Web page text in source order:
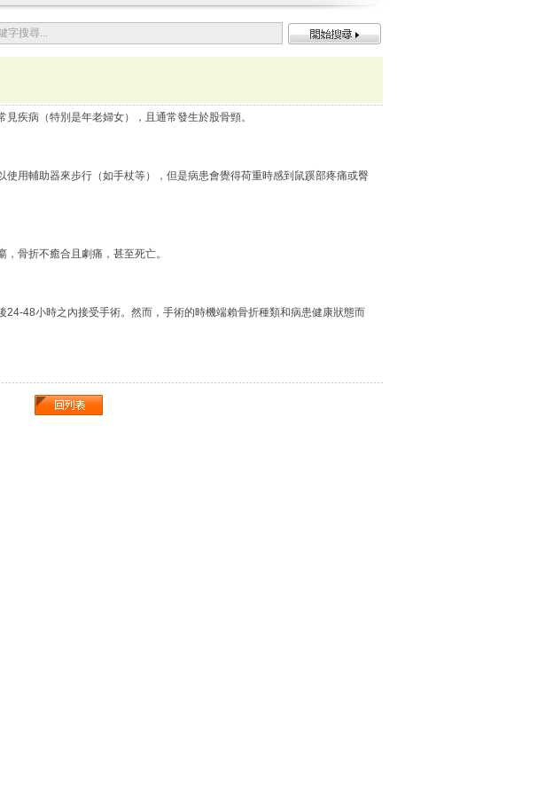
疾病（特別是年老婦女），且通常發生於股骨頸。
用輔助器來步行（如手杖等），但是病患會覺得荷重時感到鼠蹊部疼痛或臀
，骨折不癒合且劇痛，甚至死亡。
24-48小時之內接受手術。然而，手術的時機端賴骨折種類和病患健康狀態而